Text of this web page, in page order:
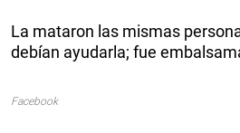
La mataron las mismas
debían ayudarla; fue
Facebook